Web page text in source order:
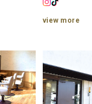
view more